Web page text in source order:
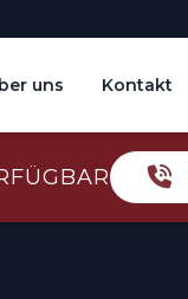
uns Kontakt